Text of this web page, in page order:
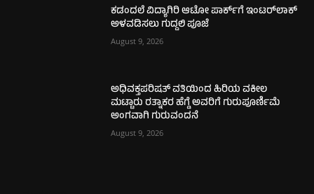
ಕಡಂದಲೆ ವಿದ್ಯಾಗಿರಿ ಆಟೋ ಪಾರ್ಕ್‌ಗೆ ಇಂಟರ್‌ಲಾಕ್
ಅಳವಡಿಸಲು ಗುದ್ದಲಿ ಪೂಜೆ
August 9, 2026
ಅಧಿವಕ್ತಪರಿಷತ್ ವತಿಯಿಂದ ಹಿರಿಯ ವಕೀಲ
ಮಟ್ಟಾರು ರತ್ನಾಕರ ಹೆಗ್ಡೆ ಅವರಿಗೆ ಗುರುಪೂರ್ಣಿಮೆ
ಅಂಗವಾಗಿ ಗುರುವಂದನೆ
August 9, 2026